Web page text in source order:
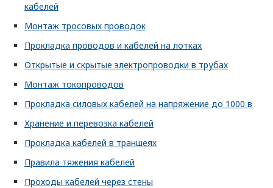
кабелей
Монтаж тросовых проводок
Прокладка проводов и кабелей на лотках
Открытые и скрытые электропроводки в трубах
Монтаж токопроводов
Прокладка силовых кабелей на напряжение до 1000 в
Хранение и перевозка кабелей
Прокладка кабелей в траншеях
Правила тяжения кабелей
Проходы кабелей через стены